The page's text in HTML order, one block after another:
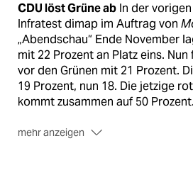
CDU löst Grüne ab In der
Infratest dimap im Auftrag von
„Abendschau“ Ende November
mit 22 Prozent an Platz eins.
vor den Grünen mit 21 Prozent.
19 Prozent, nun 18. Die jetzige
kommt zusammen auf 50 Prozent.
mehr anzeigen